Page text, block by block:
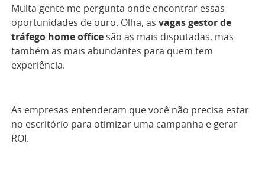
Muita gente me pergunta onde encontrar essas
oportunidades de ouro. Olha, as vagas gestor de
tráfego home office são as mais disputadas, mas
também as mais abundantes para quem tem
experiência.
As empresas entenderam que você não precisa estar
no escritório para otimizar uma campanha e gerar
ROI.